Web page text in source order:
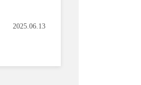
2025.06.13